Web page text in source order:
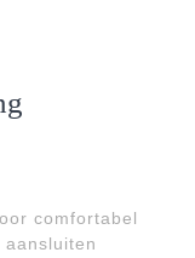
comfortabel